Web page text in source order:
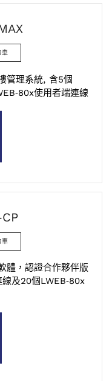
管理系統, 含5個
使用者端連線
體，認證合作夥伴版
及20個LWEB‑80x